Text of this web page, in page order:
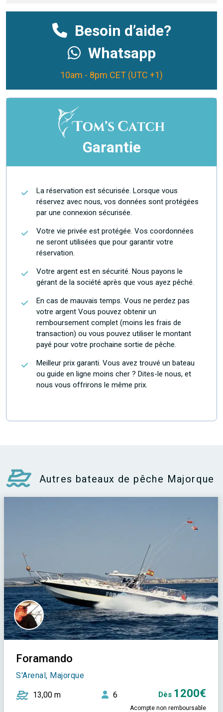
Besoin d’aide?
Whatsapp
10am - 8pm CET (UTC +1)
Garantie
La réservation est sécurisée. Lorsque vous
réservez avec nous, vos données sont protégées
par une connexion sécurisée.
Votre vie privée est protégée. Vos coordonnées
ne seront utilisées que pour garantir votre
réservation.
Votre argent est en sécurité. Nous payons le
gérant de la société après que vous ayez pêché.
En cas de mauvais temps. Vous ne perdez pas
votre argent Vous pouvez obtenir un
remboursement complet (moins les frais de
transaction) ou vous pouvez utiliser le montant
payé pour votre prochaine sortie de pêche.
Meilleur prix garanti. Vous avez trouvé un bateau
ou guide en ligne moins cher ? Dites-le nous, et
nous vous offrirons le même prix.
Autres bateaux de pêche Majorque
Foramando
S'Arenal, Majorque
13,00 m 6 Dès 1200€
Acompte non remboursable